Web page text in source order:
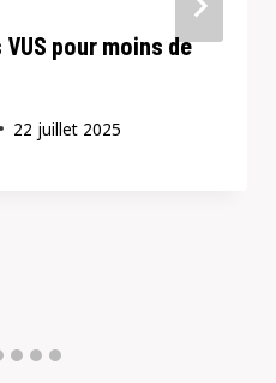
pour moins de
22 juillet 2025